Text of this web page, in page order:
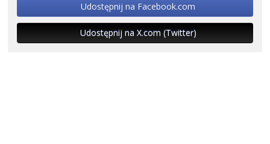
Udostępnij na Facebook.com
Udostępnij na X.com (Twitter)